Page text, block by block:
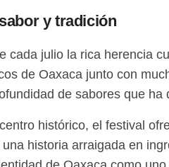
y tradición
cada julio la rica herencia
de Oaxaca junto con
de sabores que
histórico, el festival
historia arraigada en